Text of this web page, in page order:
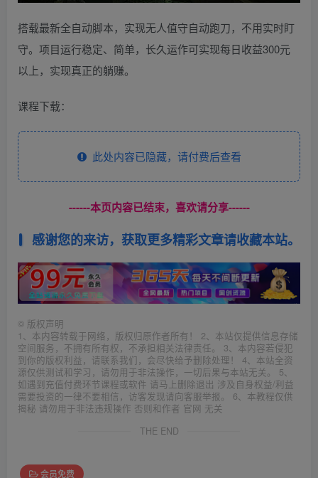
搭载最新全自动脚本，实现无人值守自动跑刀，不用实时盯
守。项目运行稳定、简单，长久运作可实现每日收益300元
以上，实现真正的躺赚。
课程下载：
此处内容已隐藏，请付费后查看
------本页内容已结束，喜欢请分享------
感谢您的来访，获取更多精彩文章请收藏本站。
© 版权声明
1、本内容转载于网络，版权归原作者所有！ 2、本站仅提供信息存储
空间服务，不拥有所有权，不承担相关法律责任。 3、本内容若侵犯
到你的版权利益，请联系我们，会尽快给予删除处理！ 4、本站全资
源仅供测试和学习，请勿用于非法操作，一切后果与本站无关。 5、
如遇到充值付费环节课程或软件 请马上删除退出 涉及自身权益/利益
需要投资的一律不要相信，访客发现请向客服举报。 6、本教程仅供
揭秘 请勿用于非法违规操作 否则和作者 官网 无关
THE END
会员免费